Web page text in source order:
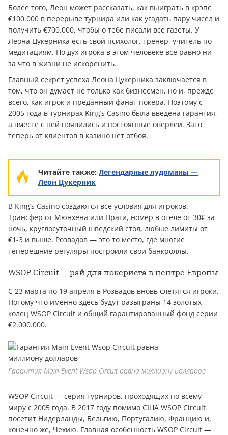
Более того, Леон может рассказать, как выиграть в крэпс
€100.000 в перерыве турнира или как угадать пару чисел и
получить €700.000, чтобы о тебе писали все газеты. У
Леона Цукерника есть свой психолог, тренер, учитель по
медитациям. Но дух игрока в этом человеке все равно ни
за что в жизни не искоренить.
Главный секрет успеха Леона Цукерника заключается в
том, что он думает не только как бизнесмен, но и, прежде
всего, как игрок и преданный фанат покера. Поэтому с
2005 года в турнирах King’s Casino была введена гарантия,
а вместе с ней появились и постоянные оверлеи. Зато
теперь от клиентов в казино нет отбоя.
Читайте также: Легендарные лудоманы —
Леон Цукерник
В King’s Casino создаются все условия для игроков.
Трансфер от Мюнхена или Праги, номер в отеле от 30€ за
ночь, круглосуточный шведский стол, любые лимиты от
€1-3 и выше. Розвадов — это то место, где многие
теперешние регуляры построили свои банкроллы.
WSOP Circuit — рай для покериста в центре Европы
С 23 марта по 19 апреля в Розвадов вновь слетятся игроки.
Потому что именно здесь будут разыграны 14 золотых
колец WSOP Circuit и общий гарантированный фонд серии
€2.000.000.
Гарантия Main Event Wsop Circuit равна миллиону долларов
WSOP Circuit — серия турниров, проходящих по всему
миру с 2005 года. В 2017 году помимо США WSOP Circuit
посетит Нидерланды, Бельгию, Португалию, Францию и,
конечно же, Чехию. Главная особенность WSOP Circuit —